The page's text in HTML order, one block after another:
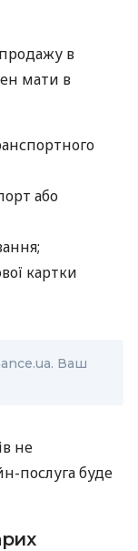
в
мати в
або
картки
Ваш
не
послуга буде